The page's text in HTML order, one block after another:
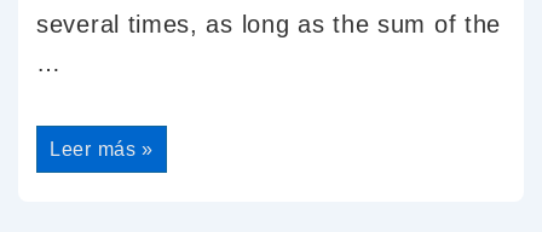
several times, as long as the sum of the
…
Leer más »